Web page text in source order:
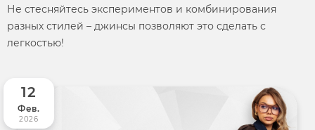
Не стесняйтесь экспериментов и комбинирования
разных стилей – джинсы позволяют это сделать с
легкостью!
12
Фев.
2026